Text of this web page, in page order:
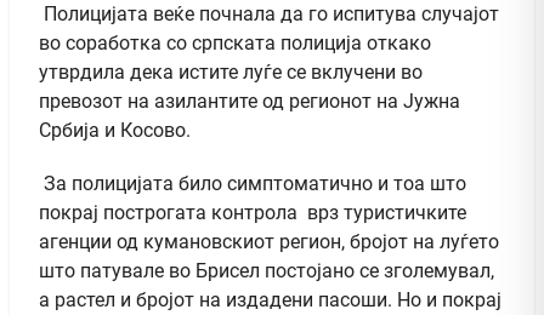
Полицијата веќе почнала да го испитува случајот
во соработка со српската полиција откако
утврдила дека истите луѓе се вклучени во
превозот на азилантите од регионот на Јужна
Србија и Косово.
За полицијата било симптоматично и тоа што
покрај построгата контрола врз туристичките
агенции од кумановскиот регион, бројот на луѓето
што патувале во Брисел постојано се зголемувал,
а растел и бројот на издадени пасоши. Но и покрај